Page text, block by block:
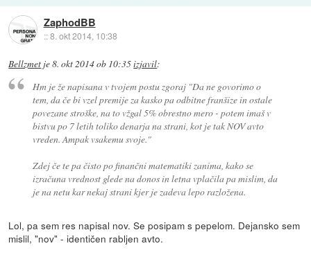
ZaphodBB
::8. okt 2014, 10:38
Bellzmet je8. okt 2014 ob 10:35izjavil:
Hm je že napisana v tvojem postu zgoraj "Da ne govorimo o
tem, da če bi vzel premije za kasko pa odbitne franšize in ostale
povezane stroške, na to vžgal 5% obrestno mero - potem imaš v
bistvu po 7 letih toliko denarja na strani, kot je tak NOV avto
vreden. Ampak vsakemu svoje."
Zdej če te pa čisto po finančni matematiki zanima, kako se
izračuna vrednost glede na donos in letna vplačila pa mislim, da
je na netu kar nekaj strani kjer je zadeva lepo razložena.
Lol, pa sem res napisal nov. Se posipam s pepelom. Dejansko sem
mislil, "nov" - identičen rabljen avto.